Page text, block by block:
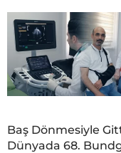
Baş Dönmesiyle
Dünyada 68.